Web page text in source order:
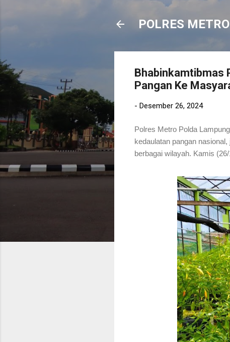
POLRES
Bhabinkamtibmas
Pangan Ke
- Desember 26, 2024
Polres Metro Polda
kedaulatan pangan
berbagai wilayah. Kamis